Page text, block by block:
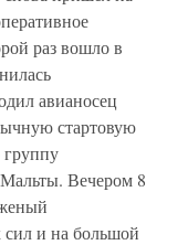
раз вошло в
авианосец
стартовую
группу
Вечером 8
сил и на большой